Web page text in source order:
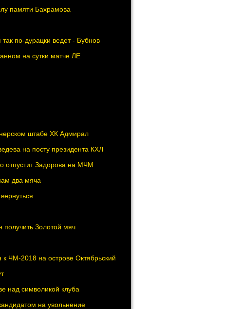
памяти Бахрамова
по-дурацки ведет - Бубнов
на сутки матче ЛЕ
штабе ХК Адмирал
на посту президента КХЛ
отпустит Задорова на МЧМ
два мяча
получить Золотой мяч
ЧМ-2018 на острове Октябрьский
над символикой клуба
на увольнение